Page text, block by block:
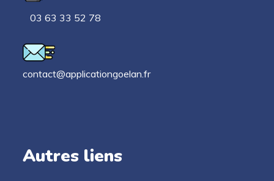
03 63 33 52 78
contact@applicationgoelan.fr
Autres liens